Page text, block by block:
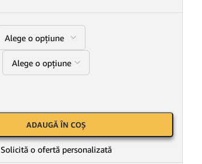
ADAUGĂ ÎN COȘ
Solicită o ofertă personalizată